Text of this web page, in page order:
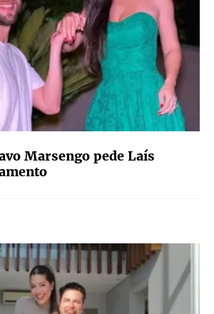
Marsengo pede Laís